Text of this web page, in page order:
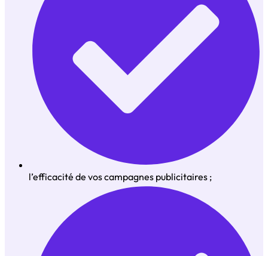
l’efficacité de vos campagnes publicitaires ;